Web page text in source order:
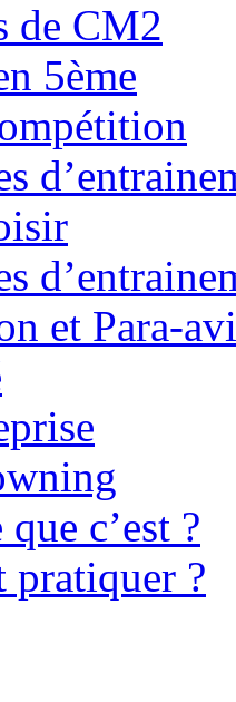
de CM2
5ème
et Para-
c’est ?
pratiquer ?